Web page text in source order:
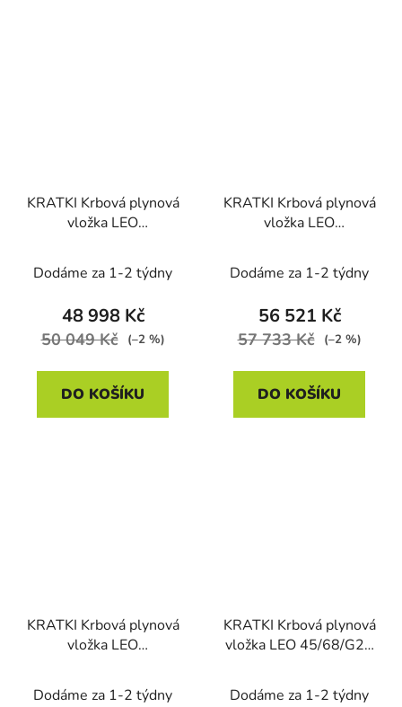
KRATKI Krbová plynová
vložka LEO
propan, pravé prosklení
Dodáme za 1-2 týdny
48 998 Kč
50 049 Kč (–2 %)
DO KOŠÍKU
KRATKI Krbová plynová
vložka LEO
propan butan, 3 skla
Dodáme za 1-2 týdny
56 521 Kč
57 733 Kč (–2 %)
DO KOŠÍKU
KRATKI Krbová plynová
vložka LEO
propan, 3 skla
Dodáme za 1-2 týdny
KRATKI Krbová plynová
vložka LEO 45/68/G20
Dodáme za 1-2 týdny